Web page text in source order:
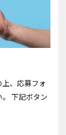
、応募フォ
下記ボタン